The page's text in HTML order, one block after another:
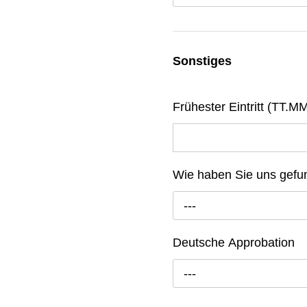
Sonstiges
Frühester Eintritt
Wie haben Sie uns
---
Deutsche Approbation
---